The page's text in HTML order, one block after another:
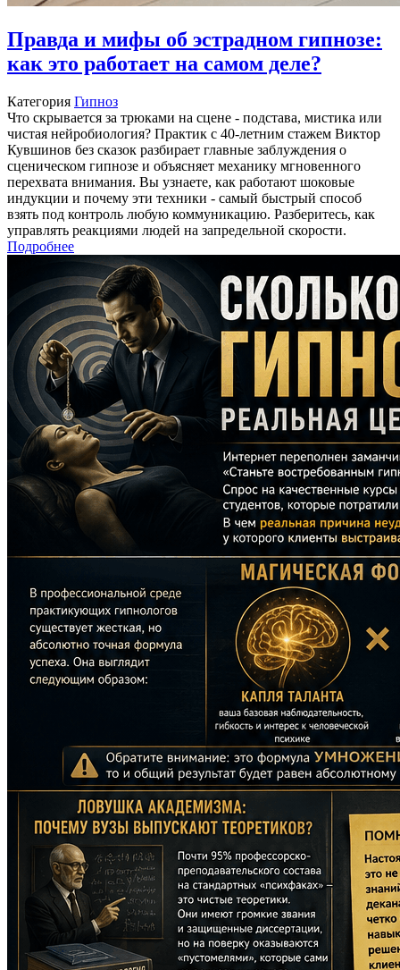
Правда и мифы об эстрадном гипнозе:
как это работает на самом деле?
Категория Гипноз
Что скрывается за трюками на сцене - подстава, мистика или
чистая нейробиология? Практик с 40-летним стажем Виктор
Кувшинов без сказок разбирает главные заблуждения о
сценическом гипнозе и объясняет механику мгновенного
перехвата внимания. Вы узнаете, как работают шоковые
индукции и почему эти техники - самый быстрый способ
взять под контроль любую коммуникацию. Разберитесь, как
управлять реакциями людей на запредельной скорости.
Подробнее